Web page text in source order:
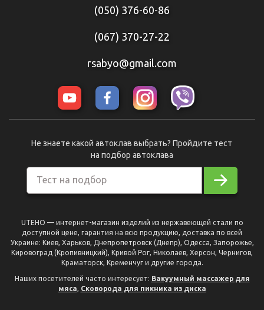
(050) 376-60-86
(067) 370-27-22
rsabyo@gmail.com
Тест на подбор
Не знаете какой автоклав выбрать? Пройдите тест
на подбор автоклава
UTEHO — интернет-магазин изделий из нержавеющей стали по
доступной цене, гарантия на всю продукцию, доставка по всей
Украине: Киев, Харьков, Днепропетровск (Днепр), Одесса, Запорожье,
Кировоград (Кропивницкий), Кривой Рог, Николаев, Херсон, Чернигов,
Краматорск, Кременчуг и другие города.
Наших посетителей часто интересует: Вакуумный массажер для
мяса, Сковорода для пикника из диска